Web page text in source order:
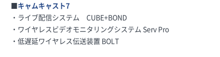
■キャムキャスト7
・ライブ配信システム CUBE+BOND
・ワイヤレスビデオモニタリングシステム Serv Pro
・低遅延ワイヤレス伝送装置 BOLT